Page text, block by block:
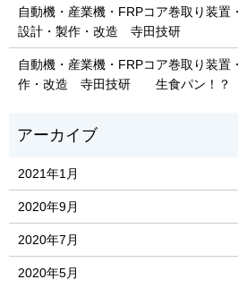
自動機・産業機・FRPコア巻取り装置
設計・製作・改造 寺田技研
自動機・産業機・FRPコア巻取り装置
作・改造 寺田技研 生食パン！？
2021年1月
2020年9月
2020年7月
2020年5月